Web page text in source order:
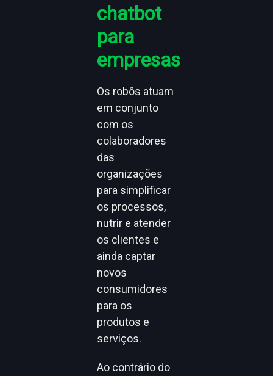
chatbot
para
empresas
Os robôs atuam
em conjunto
com os
colaboradores
das
organizações
para simplificar
os processos,
nutrir e atender
os clientes e
ainda captar
novos
consumidores
para os
produtos e
serviços.
Ao contrário do